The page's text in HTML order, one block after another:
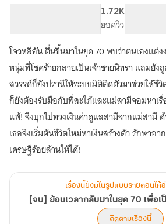
ล้าน
เล่ม
6
ยุค
70
เพื่อ
เป็น
เศรษฐี
ร้อย
ล้าน
จำนวนคำ จำนวนหน้า (A5)
1.72K
ยอดวิวระดับเนื้อหา
โจวหลีอัน ตื่นขึ้นมาในยุค 70 พบว่าตนเองแต่ง
หนุ่มที่โชคร้ายกลายเป็นเจ้าชายนิทรา แถมยั
สวรรค์ก็ยังปรานีให้ระบบมิติติดตัวมาช่วยให้ชี
ก็ยังต้องรับมือกับพี่สะใภ้และแม่สามีจอมหาเ
แพ้! จึงบุกไปทวงเงินค่าดูแลสามีจากแม่สามี
เธอจึงเริ่มต้นชีวิตใหม่หาเงินสร้างตัว รักษาอ
เศรษฐีร้อยล้านให้ได้!
เรื่องนี้ยังมีในรูปแบบรายตอนให้
[จบ] ย้อนเวลากลับมาในยุค 70 เพื่อเ
ติดตามเรื่องนี้